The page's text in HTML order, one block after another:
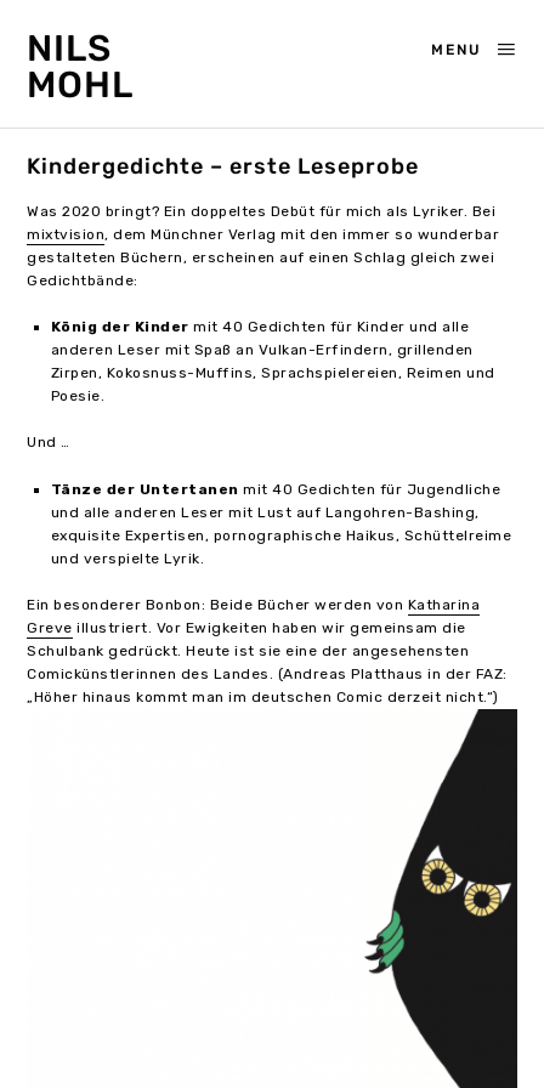
NILS
MOHL
MENU
Kindergedichte – erste Leseprobe
Was 2020 bringt? Ein doppeltes Debüt für mich als Lyriker. Bei
mixtvision, dem Münchner Verlag mit den immer so wunderbar
gestalteten Büchern, erscheinen auf einen Schlag gleich zwei
Gedichtbände:
König der Kinder mit 40 Gedichten für Kinder und alle
anderen Leser mit Spaß an Vulkan-Erfindern, grillenden
Zirpen, Kokosnuss-Muffins, Sprachspielereien, Reimen und
Poesie.
Und …
Tänze der Untertanen mit 40 Gedichten für Jugendliche
und alle anderen Leser mit Lust auf Langohren-Bashing,
exquisite Expertisen, pornographische Haikus, Schüttelreime
und verspielte Lyrik.
Ein besonderer Bonbon: Beide Bücher werden von Katharina
Greve illustriert. Vor Ewigkeiten haben wir gemeinsam die
Schulbank gedrückt. Heute ist sie eine der angesehensten
Comickünstlerinnen des Landes. (Andreas Platthaus in der FAZ:
„Höher hinaus kommt man im deutschen Comic derzeit nicht.“)